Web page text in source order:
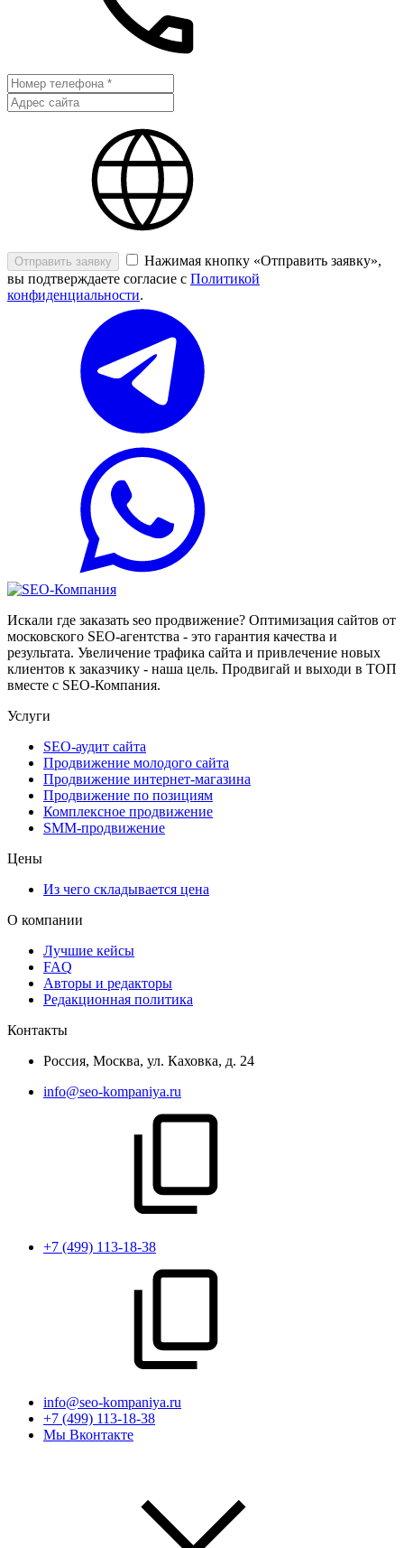
Отправить заявку
Нажимая кнопку «Отправить заявку»,
вы подтверждаете согласие с Политикой
конфиденциальности.
Искали где заказать seo продвижение? Оптимизация сайтов от
московского SEO-агентства - это гарантия качества и
результата. Увеличение трафика сайта и привлечение новых
клиентов к заказчику - наша цель. Продвигай и выходи в ТОП
вместе с SEO-Компания.
Услуги
SEO-аудит сайта
Продвижение молодого сайта
Продвижение интернет-магазина
Продвижение по позициям
Комплексное продвижение
SMM-продвижение
Цены
Из чего складывается цена
О компании
Лучшие кейсы
FAQ
Авторы и редакторы
Редакционная политика
Контакты
Россия, Москва, ул. Каховка, д. 24
info@seo-kompaniya.ru
+7 (499) 113-18-38
info@seo-kompaniya.ru
+7 (499) 113-18-38
Мы Вконтакте